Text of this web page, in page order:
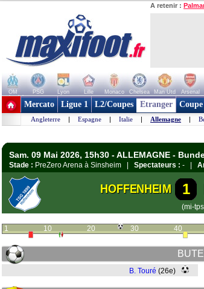
A retenir :
OM PSG Lyon Lille Monaco Chelsea Man Utd Arsenal
+ de clubs
Mercato Ligue 1 L2/Coupes Etranger
Angleterre | Espagne | Italie | Allemagne |
Sam. 09 Mai 2026, 15h30 - ALLEMAGNE -
Stade : PreZero Arena à Sinsheim | Spectateurs : - |
HOFFENHEIM 1
(mi-
1 10 20 30 40
B. Touré (26e)